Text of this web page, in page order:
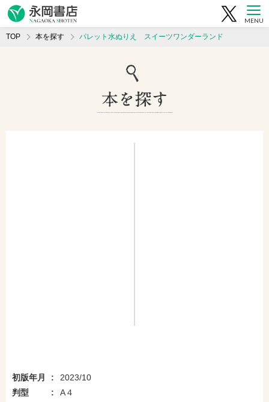
MENU
TOP 本を探す パレット水ぬりえ スイーツワンダーランド
初版年月
2023/10
判型
A４